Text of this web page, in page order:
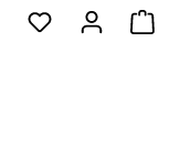
Du hast 0